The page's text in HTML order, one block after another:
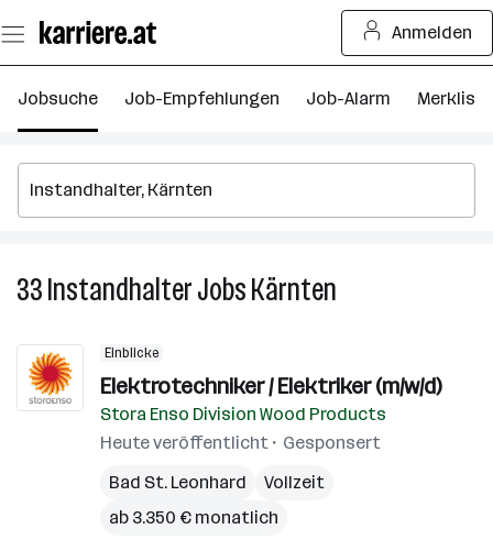
Seiteninhalt
springen
Anmelden
Jobsuche Job-Empfehlungen Job-Alarm Merkliste
33InstandhalterJobsKärnten
Kärnten
Einblicke
Elektrotechniker / Elektriker (m/w/d)
Stora Enso Division Wood Products
Heute veröffentlicht
Gesponsert
Bad St. Leonhard
Vollzeit
ab 3.350 € monatlich